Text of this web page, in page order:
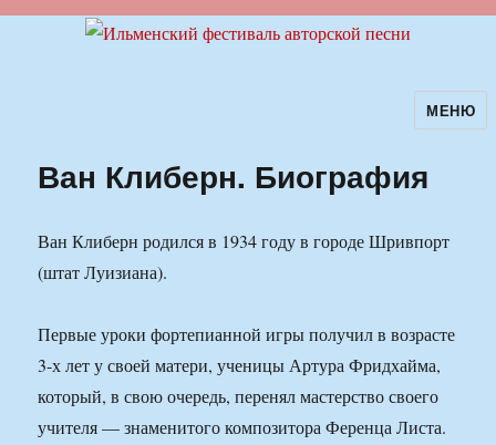
Ильменский фестиваль авторскойМЕНЮ
Ван Клиберн. Биография
Ван Клиберн родился в 1934 году в городе Шривпорт
(штат Луизиана).
Первые уроки фортепианной игры получил в возрасте
3-х лет у своей матери, ученицы Артура Фридхайма,
который, в свою очередь, перенял мастерство своего
учителя — знаменитого композитора Ференца Листа.